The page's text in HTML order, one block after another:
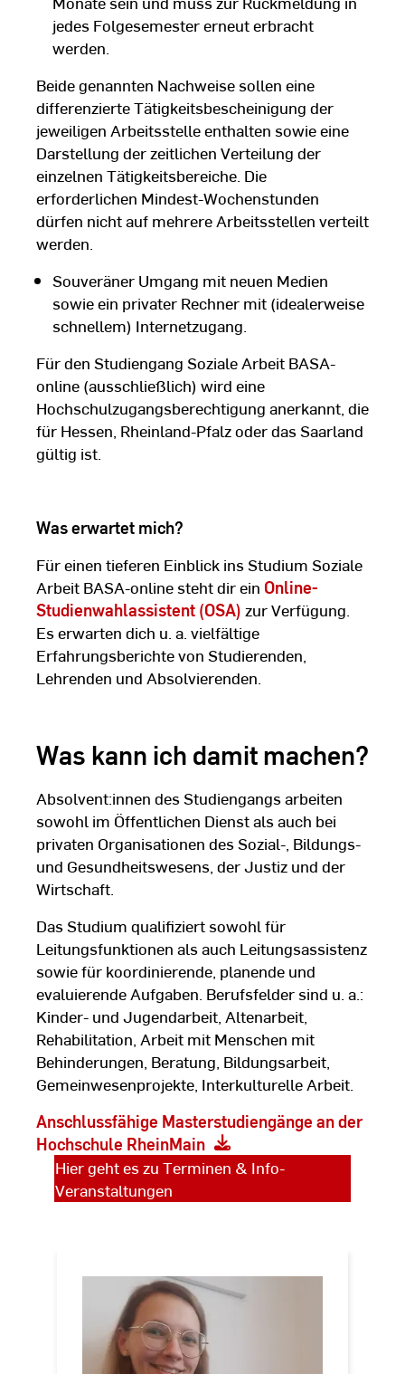
jedes Folgesemester erneut erbracht
werden.
Beide genannten Nachweise sollen eine
differenzierte Tätigkeitsbescheinigung der
jeweiligen Arbeitsstelle enthalten sowie eine
Darstellung der zeitlichen Verteilung der
einzelnen Tätigkeitsbereiche. Die
erforderlichen Mindest-Wochenstunden
dürfen nicht auf mehrere Arbeitsstellen verteilt
werden.
Souveräner Umgang mit neuen Medien
sowie ein privater Rechner mit (idealerweise
schnellem) Internetzugang.
Für den Studiengang Soziale Arbeit BASA-
online (ausschließlich) wird eine
Hochschulzugangsberechtigung anerkannt, die
für Hessen, Rheinland-Pfalz oder das Saarland
gültig ist.
Was erwartet mich?
Für einen tieferen Einblick ins Studium Soziale
Arbeit BASA-online steht dir ein Online-
Studienwahlassistent (OSA) zur Verfügung.
Es erwarten dich u. a. vielfältige
Erfahrungsberichte von Studierenden,
Lehrenden und Absolvierenden.
Was kann ich damit machen?
Absolvent:innen des Studiengangs arbeiten
sowohl im Öffentlichen Dienst als auch bei
privaten Organisationen des Sozial-, Bildungs-
und Gesundheitswesens, der Justiz und der
Wirtschaft.
Das Studium qualifiziert sowohl für
Leitungsfunktionen als auch Leitungsassistenz
sowie für koordinierende, planende und
evaluierende Aufgaben. Berufsfelder sind u. a.:
Kinder- und Jugendarbeit, Altenarbeit,
Rehabilitation, Arbeit mit Menschen mit
Behinderungen, Beratung, Bildungsarbeit,
Gemeinwesenprojekte, Interkulturelle Arbeit.
Anschlussfähige Masterstudiengänge an der
Hochschule RheinMain
Hier geht es zu Terminen & Info-
Veranstaltungen